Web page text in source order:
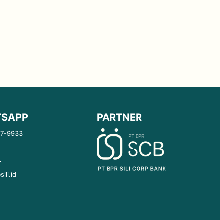
9933
PARTNER